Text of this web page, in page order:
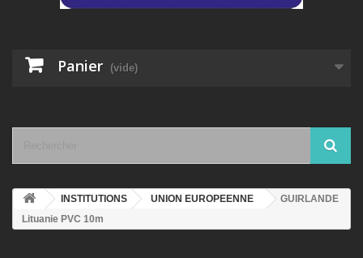
Panier (vide)
INSTITUTIONS UNION EUROPEENNE
GUIRLANDE
Lituanie PVC 10m